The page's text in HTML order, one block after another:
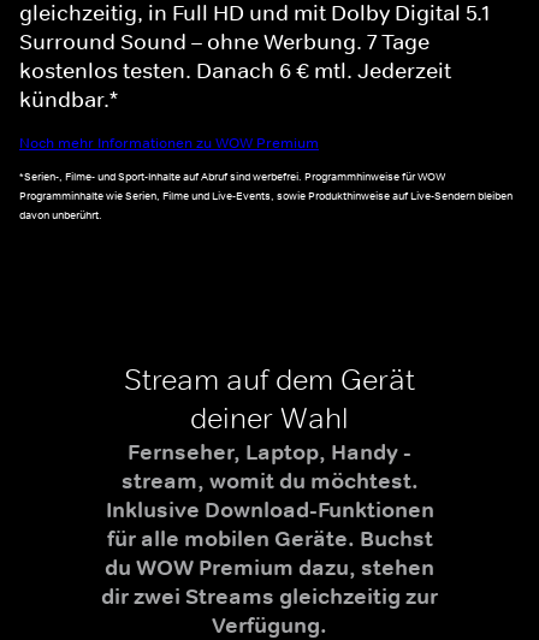
gleichzeitig, in Full HD und mit Dolby Digital 5.1
Surround Sound – ohne Werbung. 7 Tage
kostenlos testen. Danach 6 € mtl. Jederzeit
kündbar.*
Noch mehr Informationen zu WOW Premium
*Serien-, Filme- und Sport-Inhalte auf Abruf sind werbefrei. Programmhinweise für WOW
Programminhalte wie Serien, Filme und Live-Events, sowie Produkthinweise auf Live-Sendern bleiben
davon unberührt.
Stream auf dem Gerät
deiner Wahl
Fernseher, Laptop, Handy -
stream, womit du möchtest.
Inklusive Download-Funktionen
für alle mobilen Geräte. Buchst
du WOW Premium dazu, stehen
dir zwei Streams gleichzeitig zur
Verfügung.